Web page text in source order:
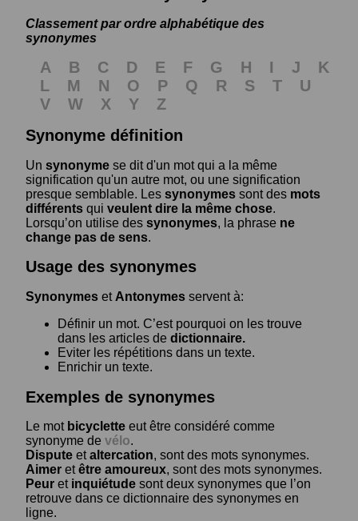
Classement par ordre alphabétique des
synonymes
A B C D E F G H I J
K
L
M N O P Q R S T
U
V
W X Y
Z
Synonyme définition
Un synonyme se dit d'un mot qui a la même
signification qu'un autre mot, ou une signification
presque semblable. Les synonymes sont des mots
différents qui veulent dire la même chose.
Lorsqu’on utilise des synonymes, la phrase ne
change pas de sens.
Usage des synonymes
Synonymes et Antonymes servent à:
Définir un mot. C’est pourquoi on les trouve
dans les articles de dictionnaire.
Eviter les répétitions dans un texte.
Enrichir un texte.
Exemples de synonymes
Le mot bicyclette eut être considéré comme
synonyme de vélo.
Dispute etaltercation, sont des mots synonymes.
Aimer etêtre amoureux, sont des mots synonymes.
Peur et inquiétude sont deux synonymes que l’on
retrouve dans ce dictionnaire des synonymes en
ligne.